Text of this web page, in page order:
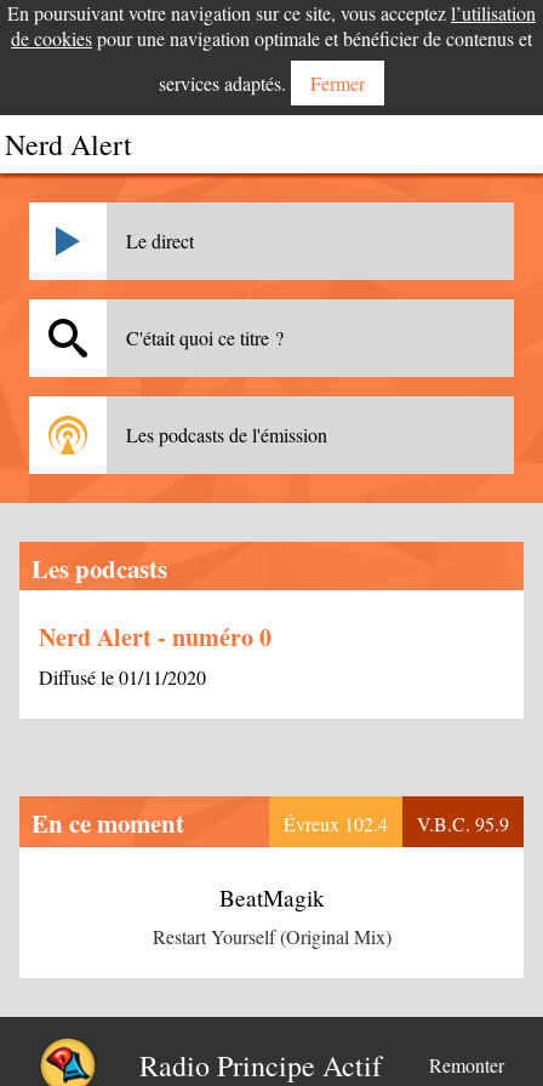
En poursuivant votre navigation sur ce site, vous acceptezl’utilisation
de cookiespour une navigation optimale et bénéficier de contenus et
services adaptés.
Fermer
Nerd Alert
Le direct
C'était quoi ce titre ?
Les podcasts de l'émission
Les podcasts
Nerd Alert - numéro 0
Diffusé le 01/11/2020
En ce moment Évreux 102.4 V.B.C. 95.9
BeatMagik
Restart Yourself (Original Mix)
Radio Principe Actif Remonter